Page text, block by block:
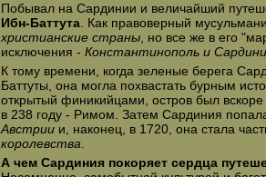
Побывал на Сардинии и величайший
Ибн-Баттута. Как правоверный
христианские страны, но все же в его
исключения - Константинополь и
К тому времени, когда зеленые берега
Баттуты, она могла похвастать бурным
открытый финикийцами, остров был
в 238 году - Римом. Затем Сардиния
Австриии, наконец, в 1720, она стала
королевства
А чем Сардиния покоряет сердца